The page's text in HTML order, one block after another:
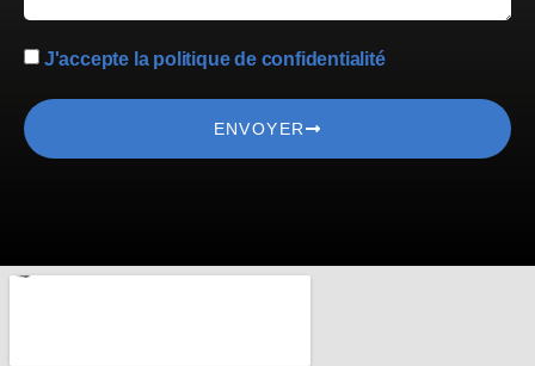
J'accepte la politique de confidentialité
ENVOYER